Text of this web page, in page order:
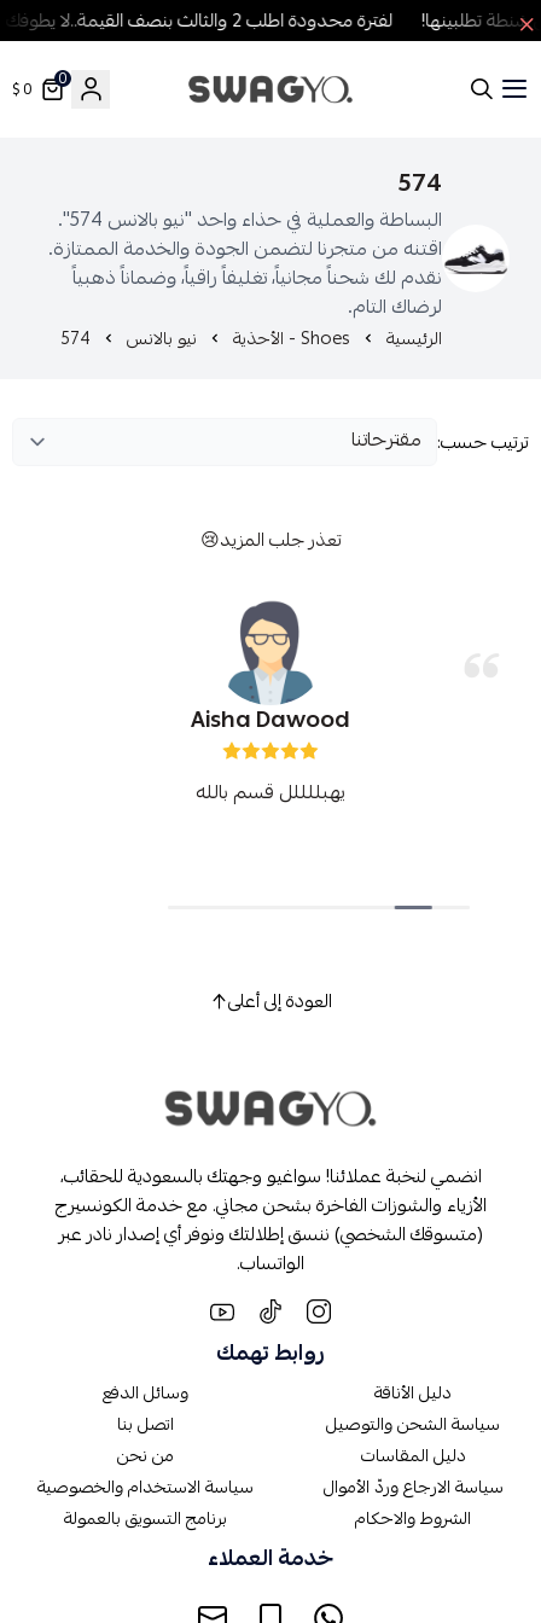
تطلبينها! لفترة محدودة اطلب 2 والثالث بنصف القيمة..لا يطوفك العرض!
SWAGYO FASHION
0 $
574
البساطة والعملية في حذاء واحد "نيو بالانس 574".
اقتنه من متجرنا لتضمن الجودة والخدمة الممتازة.
نقدم لك شحناً مجانياً، تغليفاً راقياً، وضماناً ذهبياً
لرضاك التام.
الرئيسية Shoes - الأحذية نيو بالانس 574
حسب:
تعذر جلب المزيد😢
Aisha Dawood
يهبللللل قسم بالله
العودة إلى أعلى
انضمي لنخبة عملائنا! سواغيو وجهتك بالسعودية للحقائب،
الأزياء والشوزات الفاخرة بشحن مجاني. مع خدمة الكونسيرج
(متسوقك الشخصي) ننسق إطلالتك ونوفر أي إصدار نادر عبر
الواتساب.
روابط تهمك
دليل الأناقة
سياسة الشحن والتوصيل
دليل المقاسات
سياسة الارجاع وردّ الأموال
الشروط والاحكام
وسائل الدفع
اتصل بنا
من نحن
سياسة الاستخدام والخصوصية
برنامج التسويق بالعمولة
خدمة العملاء